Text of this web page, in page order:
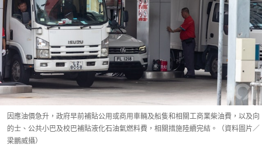
因應油價急升，政府早前補貼公用或商用車輛及船隻和相關工商業柴油費，以及向
的士、公共小巴及校巴補貼液化石油氣燃料費，相關措施陸續完結。（資料圖片／
梁鵬威攝）